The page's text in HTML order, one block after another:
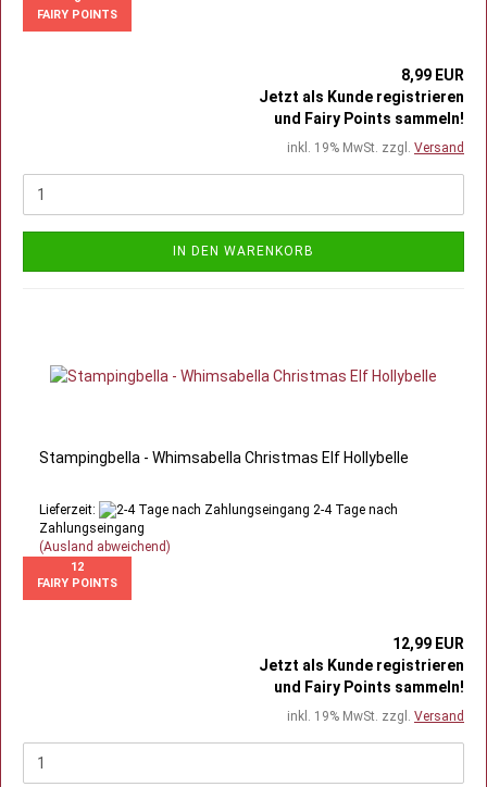
FAIRY POINTS
8,99 EUR
Jetzt als Kunde registrieren
und Fairy Points sammeln!
inkl. 19% MwSt. zzgl. Versand
IN DEN WARENKORB
Stampingbella - Whimsabella Christmas Elf Hollybelle
Lieferzeit:
2-4 Tage nach
Zahlungseingang
(Ausland abweichend)
12
FAIRY POINTS
12,99 EUR
Jetzt als Kunde registrieren
und Fairy Points sammeln!
inkl. 19% MwSt. zzgl. Versand